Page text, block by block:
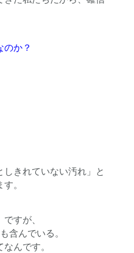
か？
きれていない汚れ」と
。
すが、
も含んでいる。
なんです。